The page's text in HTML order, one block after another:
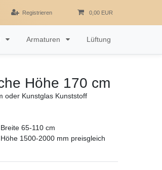
Registrieren 0,00 EUR
Armaturen Lüftung
Höhe 170 cm
oder Kunstglas Kunststoff
65-110 cm
1500-2000 mm preisgleich